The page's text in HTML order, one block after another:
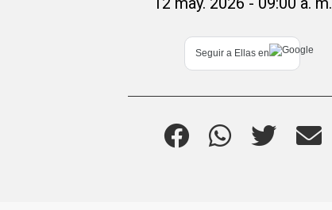
Seguir a Ellas en